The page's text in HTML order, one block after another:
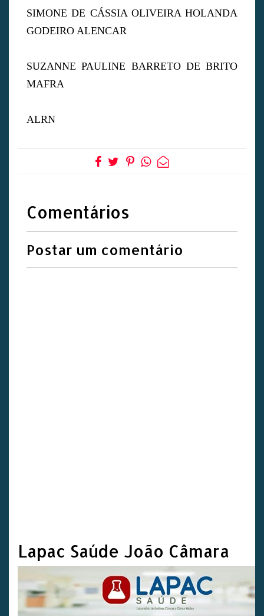
SIMONE DE CÁSSIA OLIVEIRA HOLANDA
GODEIRO ALENCAR
SUZANNE PAULINE BARRETO DE BRITO
MAFRA
ALRN
Comentários
Postar um comentário
Lapac Saúde João Câmara